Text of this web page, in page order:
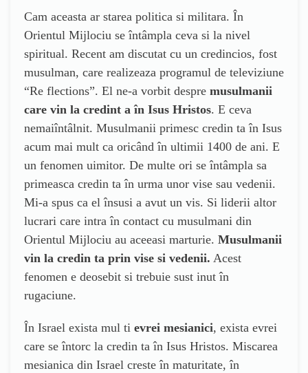
Cam aceasta ar starea politica si militara. În
Orientul Mijlociu se întâmpla ceva si la nivel
spiritual. Recent am discutat cu un credincios, fost
musulman, care realizeaza programul de televiziune
“Re flections”. El ne-a vorbit despre musulmanii
care vin la credint a în Isus Hristos. E ceva
nemaiîntâlnit. Musulmanii primesc credin ta în Isus
acum mai mult ca oricând în ultimii 1400 de ani. E
un fenomen uimitor. De multe ori se întâmpla sa
primeasca credin ta în urma unor vise sau vedenii.
Mi-a spus ca el însusi a avut un vis. Si liderii altor
lucrari care intra în contact cu musulmani din
Orientul Mijlociu au aceeasi marturie. Musulmanii
vin la credin ta prin vise si vedenii. Acest
fenomen e deosebit si trebuie sust inut în
rugaciune.
În Israel exista mul ti evrei mesianici, exista evrei
care se întorc la credin ta în Isus Hristos. Miscarea
mesianica din Israel creste în maturitate, în